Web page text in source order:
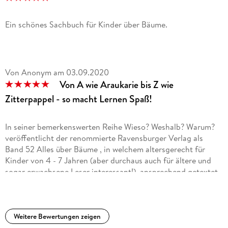
Ein schönes Sachbuch für Kinder über Bäume.
Von Anonym am 03.09.2020
Von A wie Araukarie bis Z wie
Zitterpappel - so macht Lernen Spaß!
In seiner bemerkenswerten Reihe Wieso? Weshalb? Warum?
veröffentlicht der renommierte Ravensburger Verlag als
Band 52 Alles über Bäume , in welchem altersgerecht für
Kinder von 4 - 7 Jahren (aber durchaus auch für ältere und
sogar erwachsene Leser interessant!), ansprechend getextet
präsentiert werden.
Weitere Bewertungen zeigen